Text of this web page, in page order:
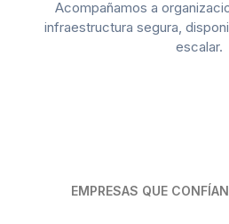
Acompañamos a
infraestructura segura,
escalar.
EMPRESAS QUE